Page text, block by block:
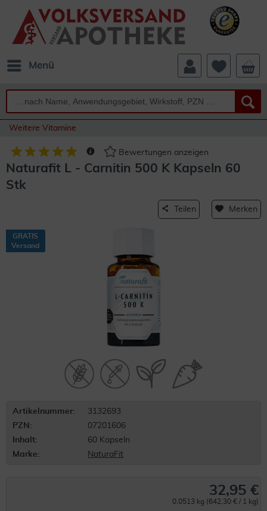
Menü
Weitere Vitamine
Bewertungen anzeigen
Naturafit L - Carnitin 500 K Kapseln 60
Stk
Teilen Merken
GRATIS
Versand
Artikelnummer:
3132693
PZN:
07201606
Inhalt:
60 Kapseln
Marke:
NaturaFit
32,95 €
0.0513 kg (642,30 € / 1 kg)